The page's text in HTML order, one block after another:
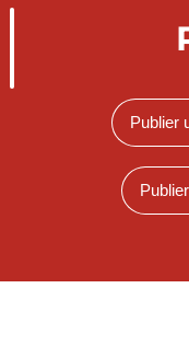
Publier